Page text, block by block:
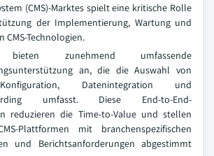
(CMS)-Marktes spielt eine kritische Rolle
der Implementierung, Wartung und
CMS-Technologien.
bieten zunehmend umfassende
an, die die Auswahl von
Datenintegration und
umfasst. Diese End-to-End-
reduzieren die Time-to-Value und stellen
Plattformen mit branchenspezifischen
und Berichtsanforderungen abgestimmt